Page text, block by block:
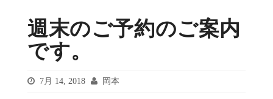
週末のご予約のご案内
です。
7月 14, 2018 岡本